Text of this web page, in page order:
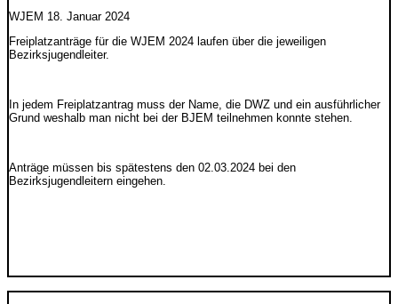
WJEM 18. Januar 2024
Freiplatzanträge für die WJEM 2024 laufen über die jeweiligen
Bezirksjugendleiter.
In jedem Freiplatzantrag muss der Name, die DWZ und ein ausführlicher
Grund weshalb man nicht bei der BJEM teilnehmen konnte stehen.
Anträge müssen bis spätestens den 02.03.2024 bei den
Bezirksjugendleitern eingehen.